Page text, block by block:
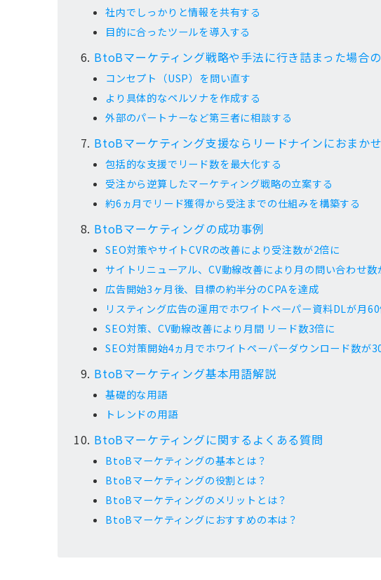
社内でしっかりと情報を共有する
目的に合ったツールを導入する
BtoBマーケティング戦略や手法に行き詰まった場合
コンセプト（USP）を問い直す
より具体的なペルソナを作成する
外部のパートナーなど第三者に相談する
BtoBマーケティング支援ならリードナインにおまか
包括的な支援でリード数を最大化する
受注から逆算したマーケティング戦略の立案する
約6ヵ月でリード獲得から受注までの仕組みを構築する
BtoBマーケティングの成功事例
SEO対策やサイトCVRの改善により受注数が2倍に
サイトリニューアル、CV動線改善により月の問い合わせ数
広告開始3ヶ月後、目標の約半分のCPAを達成
リスティング広告の運用でホワイトペーパー資料DLが月
SEO対策、CV動線改善により月間 リード数3倍に
SEO対策開始4ヵ月でホワイトペーパーダウンロード数が
BtoBマーケティング基本用語解説
基礎的な用語
トレンドの用語
BtoBマーケティングに関するよくある質問
BtoBマーケティングの基本とは？
BtoBマーケティングの役割とは？
BtoBマーケティングのメリットとは？
BtoBマーケティングにおすすめの本は？